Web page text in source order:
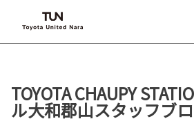
TOYOTA CHAUPY
ル大和郡山スタッフブ